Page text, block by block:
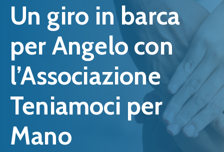
Cosenza
Contatti
Orari
Un giro in barca
per Angelo con
l’Associazione
Teniamoci per
Mano